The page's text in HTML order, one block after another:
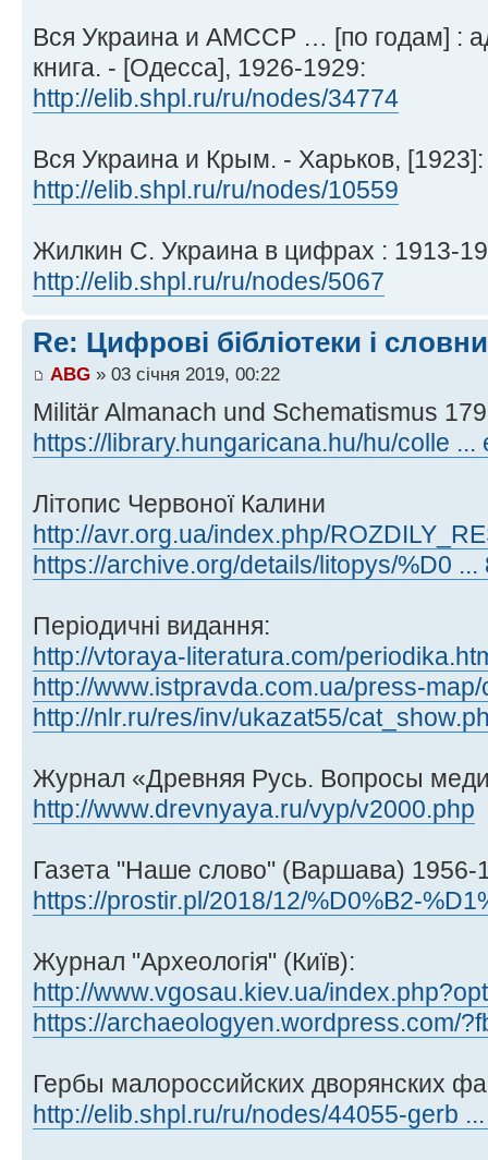
Вся Украина и АМССР … [по годам] :
книга. - [Одесса], 1926-1929:
http://elib.shpl.ru/ru/nodes/34774
Вся Украина и Крым. - Харьков, [1923]:
http://elib.shpl.ru/ru/nodes/10559
Жилкин С. Украина в цифрах : 1913-
http://elib.shpl.ru/ru/nodes/5067
Re: Цифрові бібліотеки і
ABG » 03 січня 2019, 00:22
Militär Almanach und Schematismus
https://library.hungaricana.hu/hu/colle ...
Літопис Червоної Калини
http://avr.org.ua/index.php/
https://archive.org/details/litopys/%D0 ...
Періодичні видання:
http://vtoraya-literatura.com/
http://www.istpravda.com.ua/press-
http://nlr.ru/res/inv/ukazat55/
Журнал «Древняя Русь. Вопросы
http://www.drevnyaya.ru/vyp/v2000.php
Газета "Наше слово" (Варшава) 1956-
https://prostir.pl/2018/12/%D0%B2-
Журнал "Археологія" (Київ):
http://www.vgosau.kiev.ua/
https://archaeologyen.wordpress.com/
Гербы малороссийских дворянских
http://elib.shpl.ru/ru/nodes/44055-gerb